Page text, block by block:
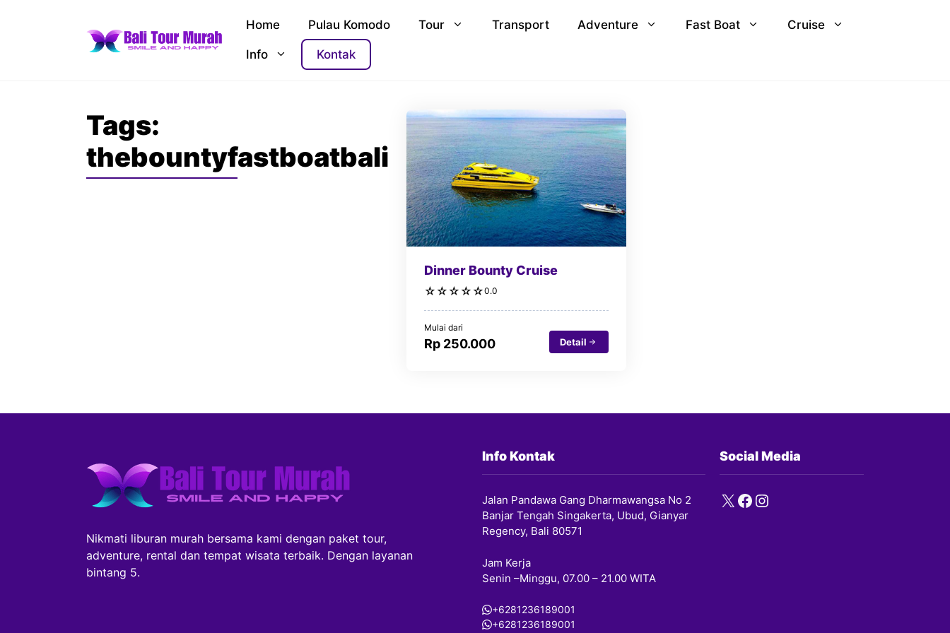
Home Pulau Komodo Tour Transport Adventure Fast Boat Cruise
Info Kontak
Tags:
thebountyfastboatbali
Dinner Bounty Cruise
☆ ☆ ☆ ☆ ☆0.0
Mulai dari
Rp 250.000 Detail
Nikmati liburan murah bersama kami dengan paket tour,
adventure, rental dan tempat wisata terbaik. Dengan layanan
bintang 5.
Info Kontak
Jalan Pandawa Gang Dharmawangsa No 2
Banjar Tengah Singakerta, Ubud, Gianyar
Regency, Bali 80571
Jam Kerja
Senin –Minggu, 07.00 – 21.00 WITA
+6281236189001
+6281236189001
Social Media
X Facebook
Instagram